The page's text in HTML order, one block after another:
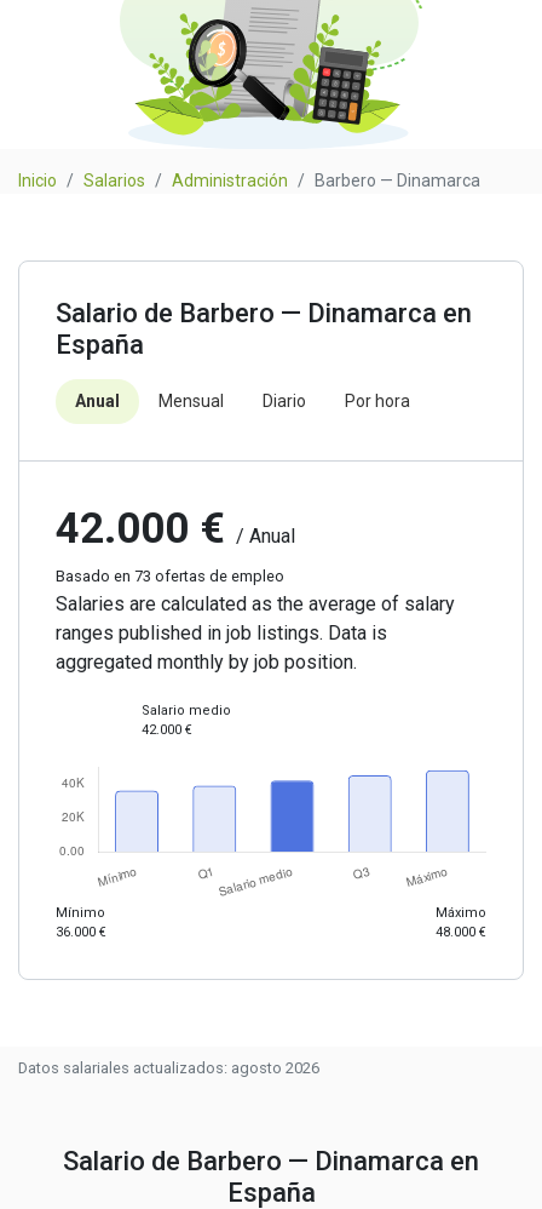
Inicio Salarios Administración Barbero — Dinamarca
Salario de Barbero — Dinamarca en
España
Anual Mensual Diario Por hora
42.000 € / Anual
Basado en 73 ofertas de empleo
Salaries are calculated as the average of salary
ranges published in job listings. Data is
aggregated monthly by job position.
Mínimo
36.000 €
Salario medio
42.000 €
Máximo
48.000 €
Datos salariales actualizados: agosto 2026
Salario de Barbero — Dinamarca en
España